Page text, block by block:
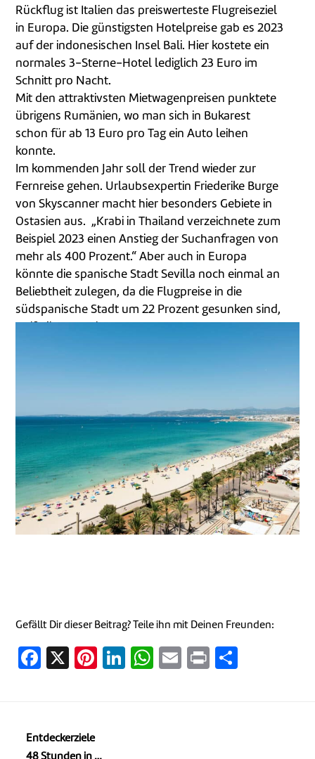
Rückflug ist Italien das preiswerteste Flugreiseziel
in Europa. Die günstigsten Hotelpreise gab es 2023
auf der indonesischen Insel Bali. Hier kostete ein
normales 3-Sterne-Hotel lediglich 23 Euro im
Schnitt pro Nacht.
Mit den attraktivsten Mietwagenpreisen punktete
übrigens Rumänien, wo man sich in Bukarest
schon für ab 13 Euro pro Tag ein Auto leihen
konnte.
Im kommenden Jahr soll der Trend wieder zur
Fernreise gehen. Urlaubsexpertin Friederike Burge
von Skyscanner macht hier besonders Gebiete in
Ostasien aus. „Krabi in Thailand verzeichnete zum
Beispiel 2023 einen Anstieg der Suchanfragen von
mehr als 400 Prozent.“ Aber auch in Europa
könnte die spanische Stadt Sevilla noch einmal an
Beliebtheit zulegen, da die Flugpreise in die
südspanische Stadt um 22 Prozent gesunken sind,
Gefällt Dir dieser Beitrag? Teile ihn mit Deinen Freunden:
Facebook
X Pinterest
LinkedIn
WhatsApp
EmailPrint
Entdeckerziele